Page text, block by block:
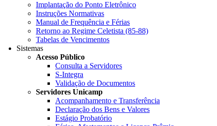
Implantação do Ponto Eletrônico
Instruções Normativas
Manual de Frequência e Férias
Retorno ao Regime Celetista (85-88)
Tabelas de Vencimentos
Sistemas
Acesso Público
Consulta a Servidores
S-Integra
Validação de Documentos
Servidores Unicamp
Acompanhamento e Transferência
Declaração dos Bens e Valores
Estágio Probatório